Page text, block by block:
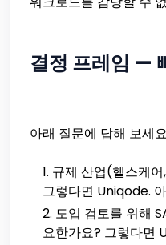
결정 프레임 —
아래 질문에 답해 보세
규제 산업(헬스케
그렇다면 Uniqode.
도입 검토를 위해
요한가요? 그렇다면